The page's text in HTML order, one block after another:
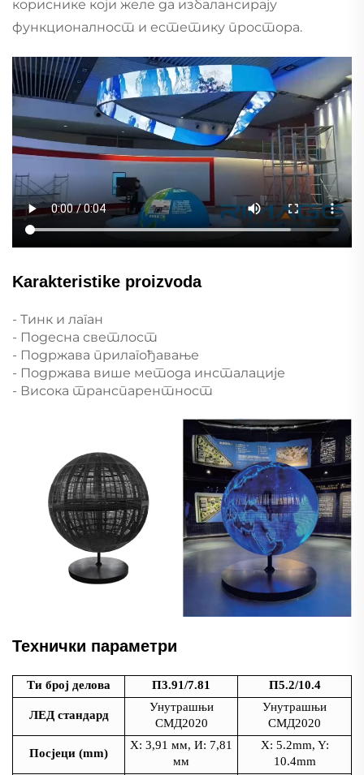
кориснике који желе да избалансирају
функционалност и естетику простора.
Karakteristike proizvoda
- Тинк и лаган
- Подесна светлост
- Подржава прилагођавање
- Подржава више метода инсталације
- Висока транспарентност
Технички параметри
Ти број делова П3.91/7.81 П5.2/10.4
ЛЕД стандард
Унутрашњи
СМД2020
Унутрашњи
СМД2020
Посјеци (mm)
Х: 3,91 мм, И: 7,81
мм
X: 5.2mm, Y:
10.4mm